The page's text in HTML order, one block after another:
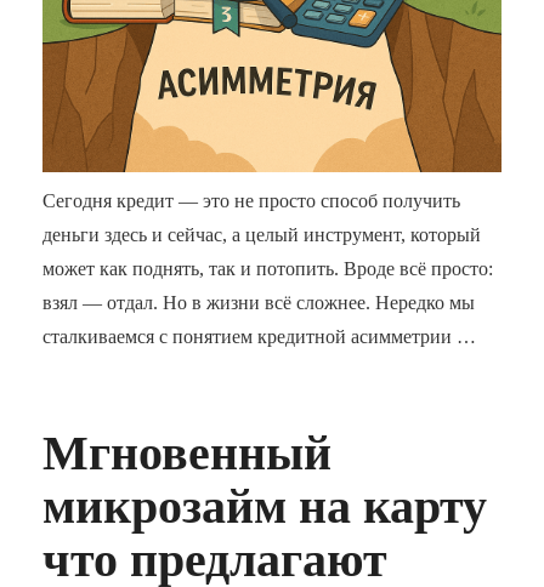
Сегодня кредит — это не просто способ получить
деньги здесь и сейчас, а целый инструмент, который
может как поднять, так и потопить. Вроде всё просто:
взял — отдал. Но в жизни всё сложнее. Нередко мы
сталкиваемся с понятием кредитной асимметрии …
Мгновенный
микрозайм на карту
что предлагают